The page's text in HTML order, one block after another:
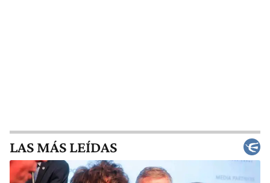
LAS MÁS LEÍDAS